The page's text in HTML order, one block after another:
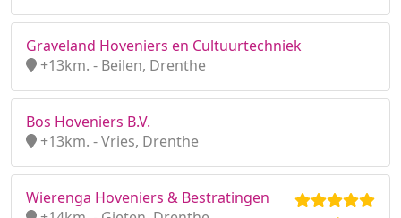
Graveland Hoveniers en Cultuurtechniek
+13km. - Beilen, Drenthe
Bos Hoveniers B.V.
+13km. - Vries, Drenthe
Wierenga Hoveniers & Bestratingen